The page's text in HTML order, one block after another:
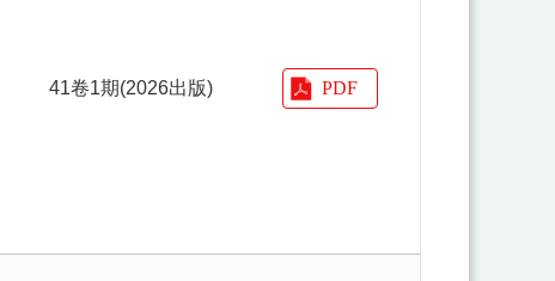
41卷1期(2026出版)